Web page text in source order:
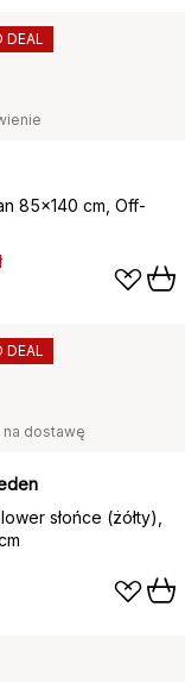
85x140 cm, Off-
DEAL
na dostawę
słońce (żółty),
DEAL